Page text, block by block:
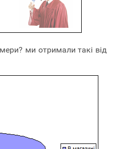
ми отримали такі від